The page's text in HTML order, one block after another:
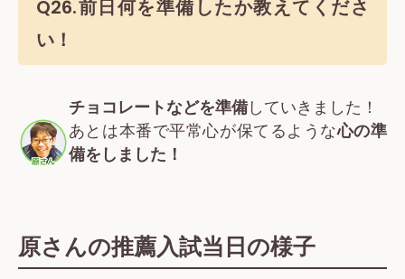
Q26.前日何を準備したか教えてくださ
い！
チョコレートなどを準備していきました！
あとは本番で平常心が保てるような心の準
備をしました！
原さんの推薦入試当日の様子